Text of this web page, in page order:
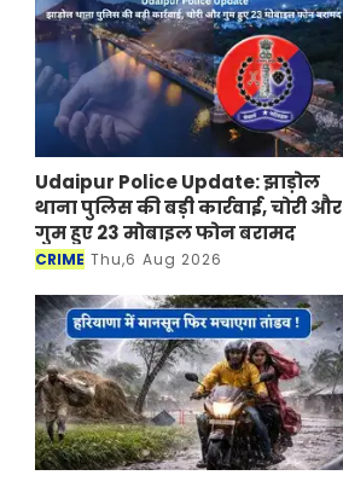
Udaipur Police Update: झाड़ोल
थाना पुलिस की बड़ी कार्रवाई, चोरी और
गुम हुए 23 मोबाइल फोन बरामद
CRIME Thu,6 Aug 2026